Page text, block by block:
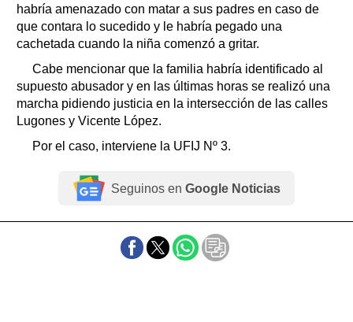
habría amenazado con matar a sus padres en caso de
que contara lo sucedido y le habría pegado una
cachetada cuando la niña comenzó a gritar.
Cabe mencionar que la familia habría identificado al
supuesto abusador y en las últimas horas se realizó una
marcha pidiendo justicia en la intersección de las calles
Lugones y Vicente López.
Por el caso, interviene la UFIJ Nº 3.
Seguinos en Google Noticias